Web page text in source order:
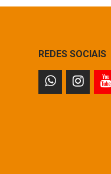
REDES SOCIAIS